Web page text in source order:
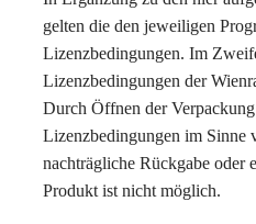
gelten die den jeweiligen
Lizenzbedingungen. Im
Lizenzbedingungen der
Durch Öffnen der
Lizenzbedingungen im Sinne
nachträgliche Rückgabe oder
Produkt ist nicht möglich.